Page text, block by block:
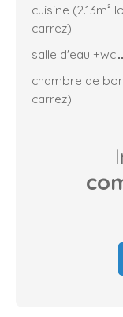
cuisine (2.13m²
carrez)
salle d'eau +wc
chambre de
carrez)